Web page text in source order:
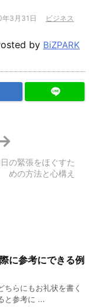
3月31日 ビジネス
by BiZPARK
の緊張をほぐすた
めの方法と心構え
に参考にできる例
らにもお礼状を書く
と参考に ...